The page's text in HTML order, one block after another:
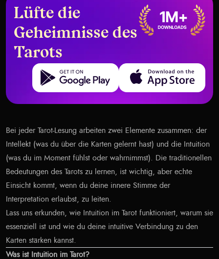
Lüfte die
Geheimnisse des
Tarots
Get it on Google Play Download on the App Store
Bei jeder Tarot-Lesung arbeiten zwei Elemente zusammen: der
Intellekt (was du über die Karten gelernt hast) und die Intuition
(was du im Moment fühlst oder wahrnimmst). Die traditionellen
Bedeutungen des Tarots zu lernen, ist wichtig, aber echte
Einsicht kommt, wenn du deine innere Stimme der
Interpretation erlaubst, zu leiten.
Lass uns erkunden, wie Intuition im Tarot funktioniert, warum sie
essenziell ist und wie du deine intuitive Verbindung zu den
Karten stärken kannst.
Was ist Intuition im Tarot?